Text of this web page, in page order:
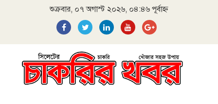
শুক্রবার, ০৭ অগাস্ট ২০২৬, ০৪:৪৬ পূর্বাহ্ন